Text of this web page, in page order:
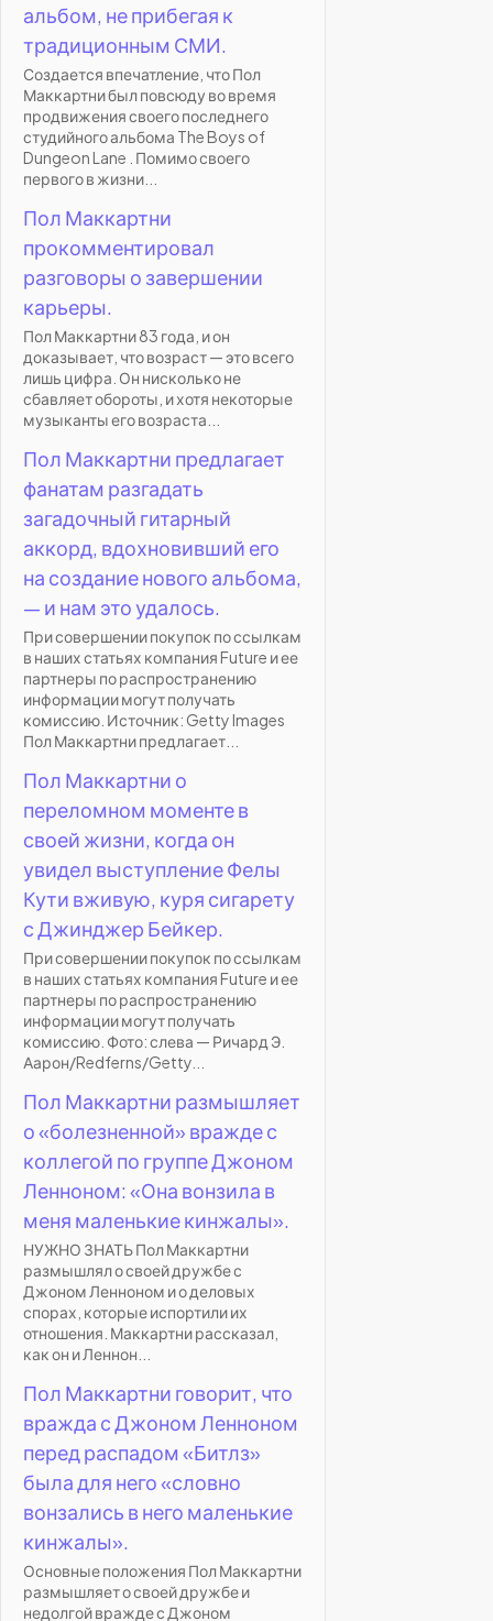
альбом, не прибегая к
традиционным СМИ.
Создается впечатление, что Пол
Маккартни был повсюду во время
продвижения своего последнего
студийного альбома The Boys of
Dungeon Lane . Помимо своего
первого в жизни...
Пол Маккартни
прокомментировал
разговоры о завершении
карьеры.
Пол Маккартни 83 года, и он
доказывает, что возраст — это всего
лишь цифра. Он нисколько не
сбавляет обороты, и хотя некоторые
музыканты его возраста...
Пол Маккартни предлагает
фанатам разгадать
загадочный гитарный
аккорд, вдохновивший его
на создание нового альбома,
— и нам это удалось.
При совершении покупок по ссылкам
в наших статьях компания Future и ее
партнеры по распространению
информации могут получать
комиссию. Источник: Getty Images
Пол Маккартни предлагает...
Пол Маккартни о
переломном моменте в
своей жизни, когда он
увидел выступление Фелы
Кути вживую, куря сигарету
с Джинджер Бейкер.
При совершении покупок по ссылкам
в наших статьях компания Future и ее
партнеры по распространению
информации могут получать
комиссию. Фото: слева — Ричард Э.
Аарон/Redferns/Getty...
Пол Маккартни размышляет
о «болезненной» вражде с
коллегой по группе Джоном
Ленноном: «Она вонзила в
меня маленькие кинжалы».
НУЖНО ЗНАТЬ Пол Маккартни
размышлял о своей дружбе с
Джоном Ленноном и о деловых
спорах, которые испортили их
отношения. Маккартни рассказал,
как он и Леннон...
Пол Маккартни говорит, что
вражда с Джоном Ленноном
перед распадом «Битлз»
была для него «словно
вонзались в него маленькие
кинжалы».
Основные положения Пол Маккартни
размышляет о своей дружбе и
недолгой вражде с Джоном